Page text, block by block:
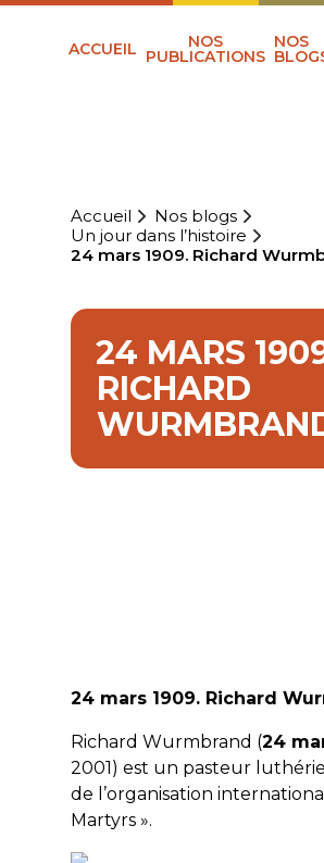
ACCUEIL NOS
PUBLICATIONS
NOS
Accueil
Nos blogs
Un jour dans l’histoire
24 mars 1909. Richard
24 MARS
RICHARD
24 mars 1909. Richard
Richard Wurmbrand (24
2001) est un pasteur
de l’organisation
Martyrs ».